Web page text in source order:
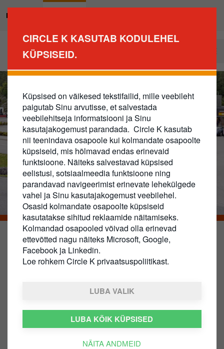
CIRCLE K KASUTAB KODULEHEL
KÜPSISEID.
Küpsised on väikesed tekstifailid, mille veebileht
paigutab Sinu arvutisse, et salvestada
veebilehitseja informatsiooni ja Sinu
kasutajakogemust parandada. Circle K kasutab
nii teenindava osapoole kui kolmandate osapoolte
küpsiseid, mis hõlmavad endas erinevaid
funktsioone. Näiteks salvestavad küpsised
eelistusi, sotsiaalmeedia funktsioone ning
parandavad navigeerimist erinevate lehekülgede
vahel ja Sinu kasutajakogemust veebilehel.
Osasid kolmandate osapoolte küpsiseid
kasutatakse sihitud reklaamide näitamiseks.
Kolmandad osapooled võivad olla erinevad
ettevõtted nagu näiteks Microsoft, Google,
Facebook ja Linkedin.
Loe rohkem Circle K privaatsuspoliitikast.
LUBA VALIK
LUBA KÕIK KÜPSISED
NÄITA ANDMEID
Liigu
edasi
juurde
Eraklient
Main
Turvalisus
iseteeninduseni on teie meelerahu on
turvalisus kõige keskmes, mida me
teeme. Circle K Pro maksekaardi
omanikuna saate keskenduda sellele,